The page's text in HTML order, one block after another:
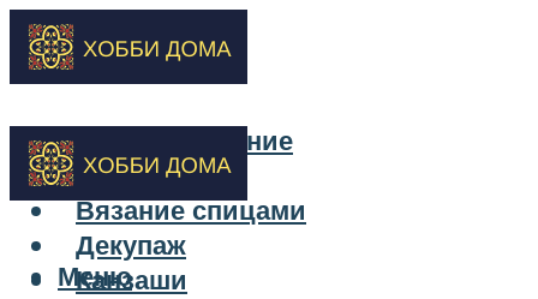
Бисероплетение
Вышивка
Вязание спицами
Декупаж
Канзаши
Меню